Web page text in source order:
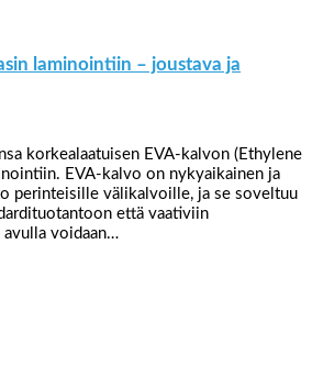
laminointiin – joustava ja
korkealaatuisen EVA-kalvon (Ethylene
EVA-kalvo on nykyaikainen ja
perinteisille välikalvoille, ja se soveltuu
että vaativiin
voidaan…